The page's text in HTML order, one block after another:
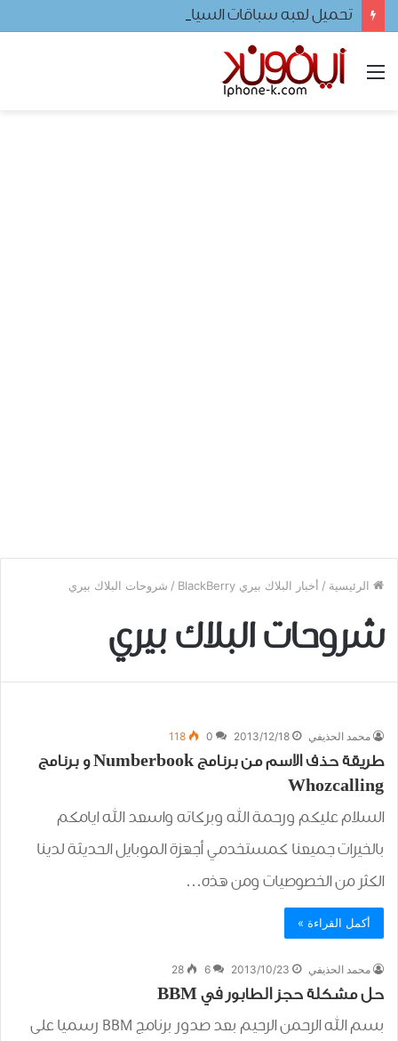
تحميل لعبه سباقات السيارات
القائمة
الرئيسية / أخبار البلاك بيري BlackBerry / شروحات البلاك بيري
شروحات البلاك بيري
محمد الحذيفي 2013/12/18
0
118
طريقة حذف الاسم من برنامج Numberbook و برنامج
Whozcalling
السلام عليكم ورحمة الله وبركاته واسعد الله ايامكم
بالخيرات جميعنا كمستخدمي أجهزة الموبايل الحديثة لدينا
الكثر من الخصوصيات ومن هذه…
أكمل القراءة »
محمد الحذيفي 2013/10/23
6
28
حل مشكلة حجز الطابور في BBM
بسم الله الرحمن الرحيم بعد صدور برنامج BBM رسميا على